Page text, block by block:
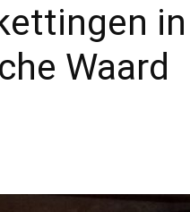
Waard